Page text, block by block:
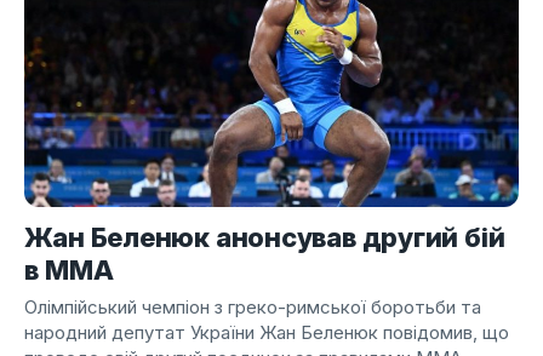
Жан Беленюк анонсував другий бій
в ММА
Олімпійський чемпіон з греко-римської боротьби та
народний депутат України Жан Беленюк повідомив, що